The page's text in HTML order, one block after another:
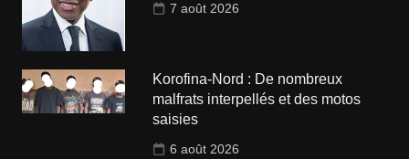
7 août 2026
Korofina-Nord : De nombreux
malfrats interpellés et des motos
saisies
6 août 2026